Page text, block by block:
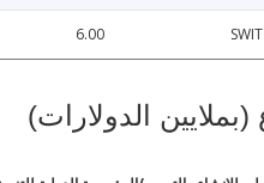
6.00
الدولارات)